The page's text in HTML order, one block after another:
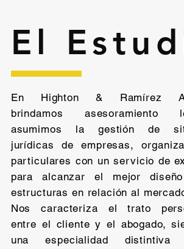
El
​En Highton & Ramírez
brindamos
asumimos la gestión de
jurídicas de empresas,
particulares con un servicio de
para alcanzar el mejor
estructuras en relación al
Nos caracteriza el trato
entre el cliente y el abogado,
una especialidad